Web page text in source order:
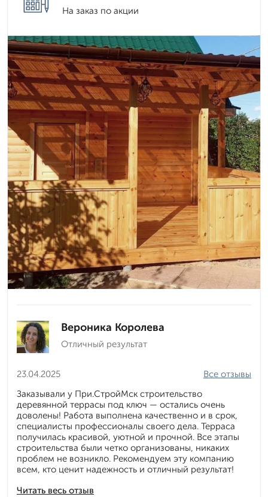
На заказ по акции
Вероника Королева
Отличный результат
23.04.2025
Читать весь отзыв
Все отзывы
Заказывали у При.СтройМск строительство
деревянной террасы под ключ — остались очень
доволены! Работа выполнена качественно и в срок,
специалисты профессионалы своего дела. Терраса
получилась красивой, уютной и прочной. Все этапы
строительства были четко организованы, никаких
проблем не возникло. Рекомендуем эту компанию
всем, кто ценит надежность и отличный результат!